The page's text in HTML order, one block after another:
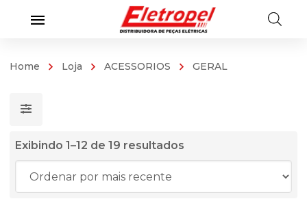
Home Loja ACESSORIOS GERAL
Exibindo 1–12 de 19 resultados
por